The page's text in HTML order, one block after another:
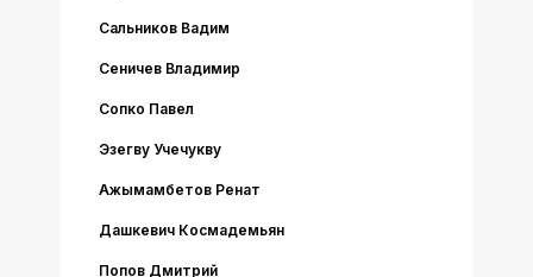
Сальников Вадим
Сеничев Владимир
Сопко Павел
Эзегву Учечукву
Ажымамбетов Ренат
Дашкевич Космадемьян
Попов Дмитрий